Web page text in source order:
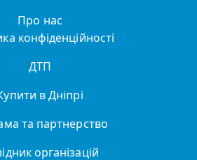
Про нас
конфіденційності
ДТП
в Дніпрі
та партнерство
організацій